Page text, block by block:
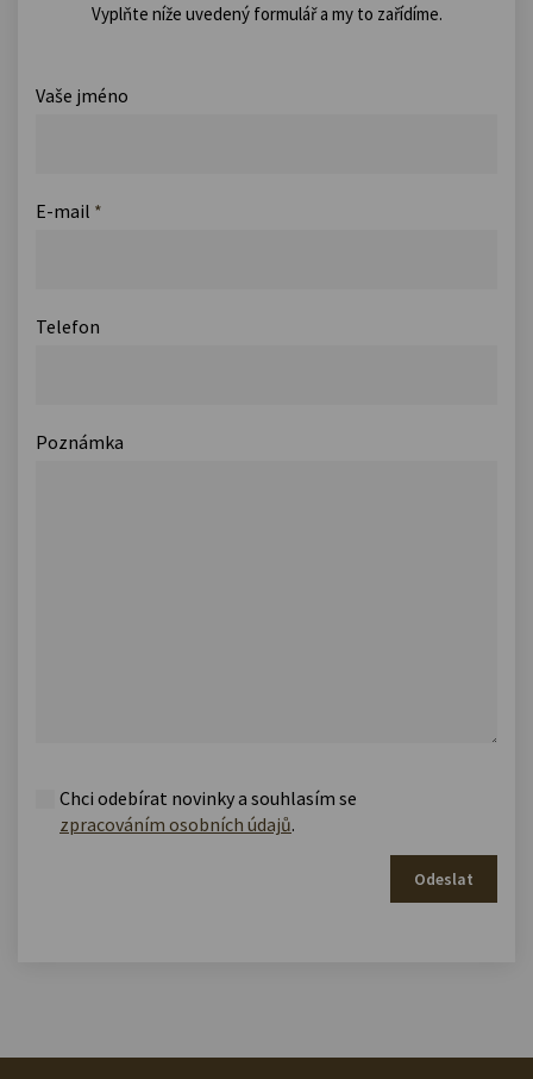
Vyplňte níže uvedený formulář a my to zařídíme.
Vaše jméno
E-mail *
Telefon
Poznámka
Chci odebírat novinky a souhlasím se
zpracováním osobních údajů.
Odeslat